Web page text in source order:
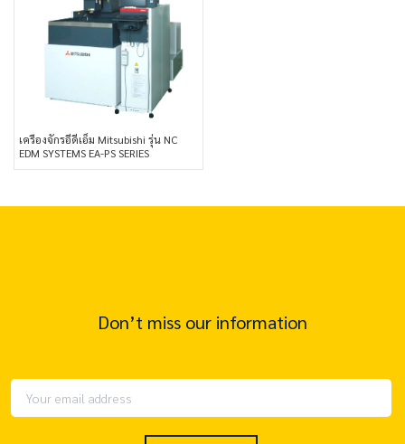
เครื่องจักรอีดีเอ็ม Mitsubishi รุ่น NC
EDM SYSTEMS EA-PS SERIES
Don’t miss our information